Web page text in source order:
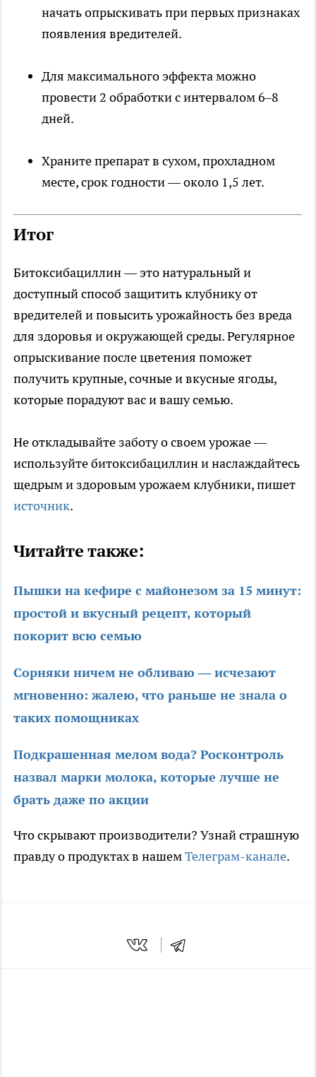
начать опрыскивать при первых признаках
появления вредителей.
Для максимального эффекта можно
провести 2 обработки с интервалом 6–8
дней.
Храните препарат в сухом, прохладном
месте, срок годности — около 1,5 лет.
Итог
Битоксибациллин — это натуральный и
доступный способ защитить клубнику от
вредителей и повысить урожайность без вреда
для здоровья и окружающей среды. Регулярное
опрыскивание после цветения поможет
получить крупные, сочные и вкусные ягоды,
которые порадуют вас и вашу семью.
Не откладывайте заботу о своем урожае —
используйте битоксибациллин и наслаждайтесь
щедрым и здоровым урожаем клубники, пишет
источник.
Читайте также:
Пышки на кефире с майонезом за 15 минут:
простой и вкусный рецепт, который
покорит всю семью
Сорняки ничем не обливаю — исчезают
мгновенно: жалею, что раньше не знала о
таких помощниках
Подкрашенная мелом вода? Росконтроль
назвал марки молока, которые лучше не
брать даже по акции
Что скрывают производители? Узнай страшную
правду о продуктах в нашемТелеграм-канале.